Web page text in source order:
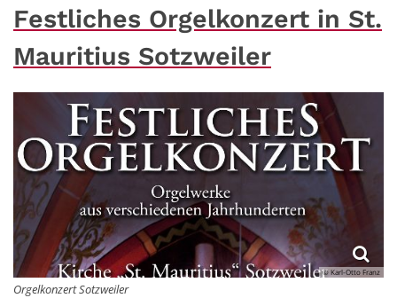
Festliches Orgelkonzert in St.
Mauritius Sotzweiler
© Karl-Otto Franz
Orgelkonzert Sotzweiler